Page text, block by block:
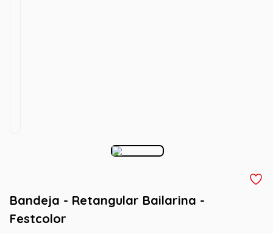
Bandeja - Retangular Bailarina -
Festcolor